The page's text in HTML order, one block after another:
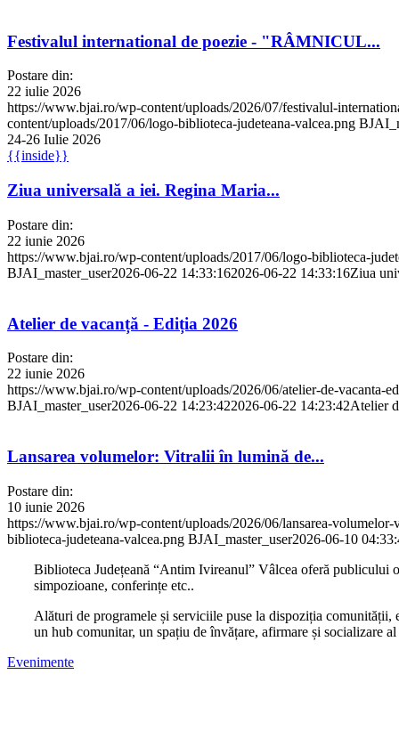
Festivalul international de poezie - "RÂMNICUL...
Postare din:
22 iulie 2026
https://www.bjai.ro/wp-content/uploads/2026/07/festivalul-
content/uploads/2017/06/logo-biblioteca-judeteana-valcea.png
24-26 Iulie 2026
{{inside}}
Ziua universală a iei. Regina Maria...
Postare din:
22 iunie 2026
https://www.bjai.ro/wp-content/uploads/2017/06/logo-biblioteca-
BJAI_master_user2026-06-22 14:33:162026-06-22 14:33:16Ziua
Atelier de vacanță - Ediția 2026
Postare din:
22 iunie 2026
https://www.bjai.ro/wp-content/uploads/2026/06/atelier-de-vacanta-
BJAI_master_user2026-06-22 14:23:422026-06-22 14:23:42Atelier
Lansarea volumelor: Vitralii în lumină de...
Postare din:
10 iunie 2026
https://www.bjai.ro/wp-content/uploads/2026/06/lansarea-
biblioteca-judeteana-valcea.png BJAI_master_user2026-06-10
Biblioteca Județeană “Antim Ivireanul” Vâlcea oferă publicului
simpozioane, conferințe etc..
Alături de programele și serviciile puse la dispoziția
un hub comunitar, un spațiu de învățare, afirmare și socializare
Evenimente